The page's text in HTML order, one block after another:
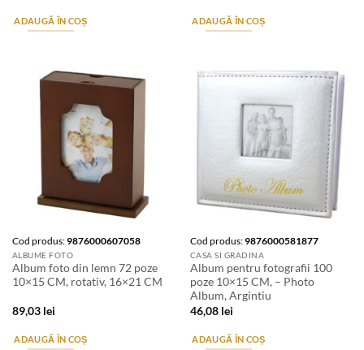
ADAUGĂ ÎN COȘ ADAUGĂ ÎN COȘ
Cod produs:9876000607058
ALBUME FOTO
Album foto din lemn 72 poze
10×15 CM, rotativ, 16×21 CM
89,03 lei
ADAUGĂ ÎN COȘ
Cod produs:9876000581877
CASA SI GRADINA
Album pentru fotografii 100
poze 10×15 CM, – Photo
Album, Argintiu
46,08 lei
ADAUGĂ ÎN COȘ